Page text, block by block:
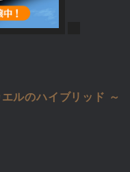
ルのハイブリッド ～